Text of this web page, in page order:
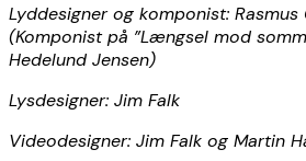
Lyddesigner og komponist: Rasmus
(Komponist på ”Længsel mod
Hedelund Jensen)
Lysdesigner: Jim Falk
Videodesigner: Jim Falk og Martin